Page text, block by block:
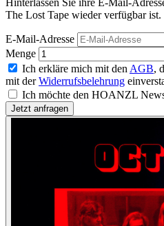
Hinterlassen Sie ihre E-Mail-
The Lost Tape wieder verfügbar ist.
E-Mail-Adresse
Menge
Ich erkläre mich mit den AGB,
mit derWiderrufsbelehrung
Ich möchte den HOANZL